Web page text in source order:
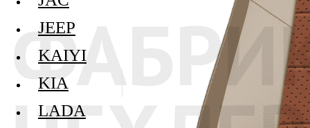
JEEP
KAIYI
KIA
LADA